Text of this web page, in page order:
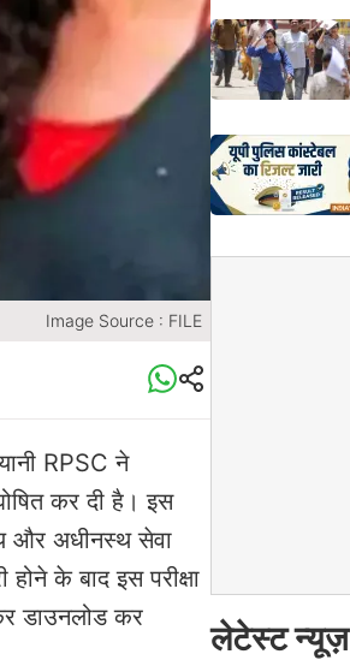
Image Source : FILE
RPSC ने
कर दी है। इस
और अधीनस्थ सेवा
के बाद इस परीक्षा
डाउनलोड कर
लेटेस्ट न्यूज़